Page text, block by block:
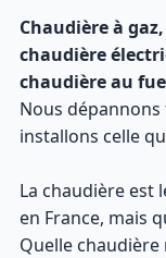
Chaudière à
chaudière
chaudière au
Nous
installons celle
La chaudière est
en France, mais
Quelle